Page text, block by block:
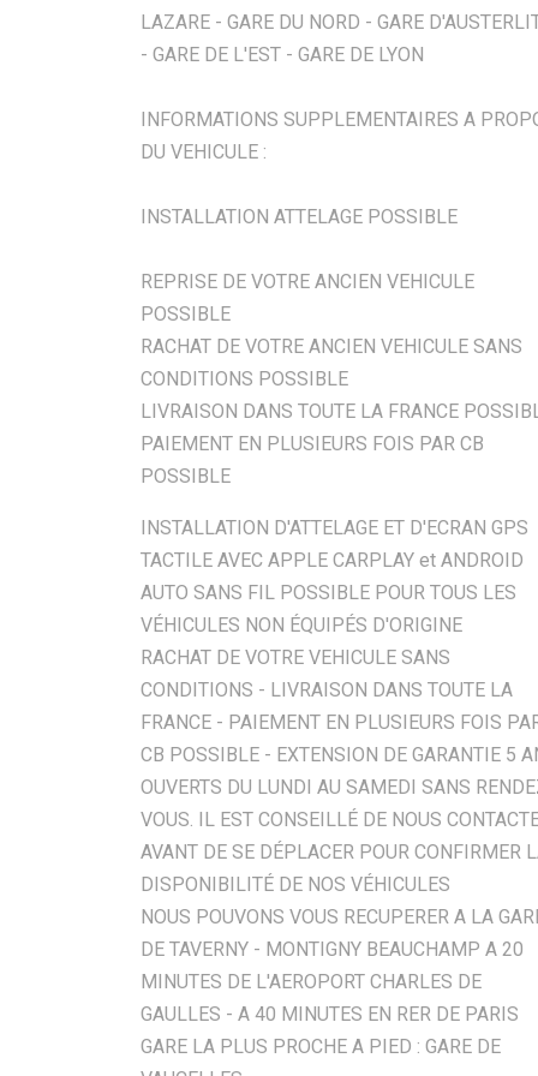
LAZARE - GARE DU NORD - GARE
- GARE DE L'EST - GARE DE LYON
INFORMATIONS SUPPLEMENTAIRES A
DU VEHICULE :
INSTALLATION ATTELAGE POSSIBLE
REPRISE DE VOTRE ANCIEN VEHICULE
POSSIBLE
RACHAT DE VOTRE ANCIEN VEHICULE SANS
CONDITIONS POSSIBLE
LIVRAISON DANS TOUTE LA FRANCE
PAIEMENT EN PLUSIEURS FOIS PAR CB
POSSIBLE
INSTALLATION D'ATTELAGE ET D'ECRAN GPS
TACTILE AVEC APPLE CARPLAY et ANDROID
AUTO SANS FIL POSSIBLE POUR TOUS LES
VÉHICULES NON ÉQUIPÉS D'ORIGINE
RACHAT DE VOTRE VEHICULE SANS
CONDITIONS - LIVRAISON DANS TOUTE LA
FRANCE - PAIEMENT EN PLUSIEURS FOIS
CB POSSIBLE - EXTENSION DE GARANTIE 5
OUVERTS DU LUNDI AU SAMEDI SANS
VOUS. IL EST CONSEILLÉ DE NOUS
AVANT DE SE DÉPLACER POUR CONFIRMER
DISPONIBILITÉ DE NOS VÉHICULES
NOUS POUVONS VOUS RECUPERER A LA
DE TAVERNY - MONTIGNY BEAUCHAMP A 20
MINUTES DE L'AEROPORT CHARLES DE
GAULLES - A 40 MINUTES EN RER DE PARIS
GARE LA PLUS PROCHE A PIED : GARE DE